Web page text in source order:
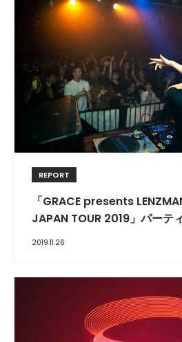
REPORT
「GRACE presents
JAPAN TOUR 2019」パーテ
2019.11.26